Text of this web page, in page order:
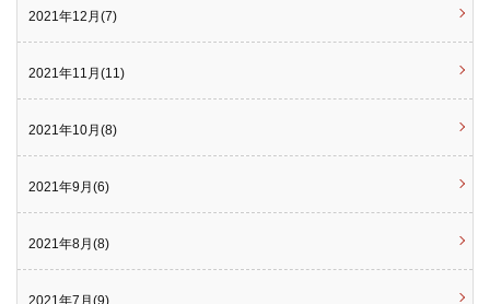
2021年12月(7)
2021年11月(11)
2021年10月(8)
2021年9月(6)
2021年8月(8)
2021年7月(9)